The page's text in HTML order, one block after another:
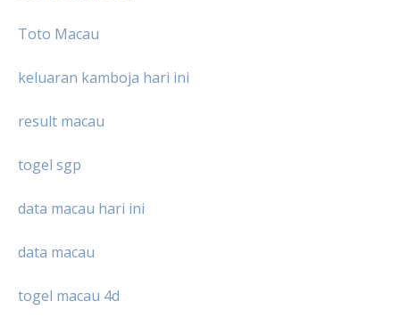
Toto Macau
keluaran kamboja hari ini
result macau
togel sgp
data macau hari ini
data macau
togel macau 4d